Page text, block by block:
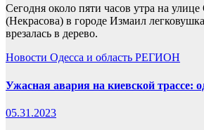
Сегодня около пяти часов утра на
(Некрасова) в городе Измаил
врезалась в дерево.
Новости Одесса и область РЕГИОН
Ужасная авария на киевской трассе:
05.31.2023